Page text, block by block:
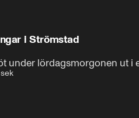
i Strömstad
under lördagsmorgonen ut i